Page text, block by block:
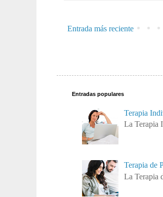
Entrada más reciente
Entradas populares
Terapia
La Terapia
Terapia de
La Terapia